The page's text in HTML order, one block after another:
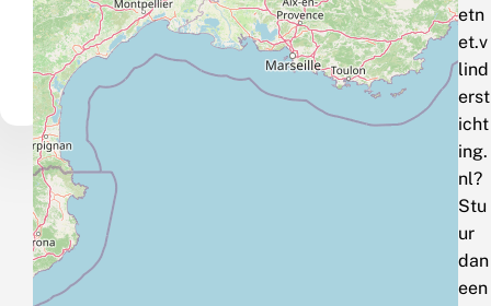
etn
et.v
lind
erst
icht
ing.
nl?
Stu
ur
dan
een